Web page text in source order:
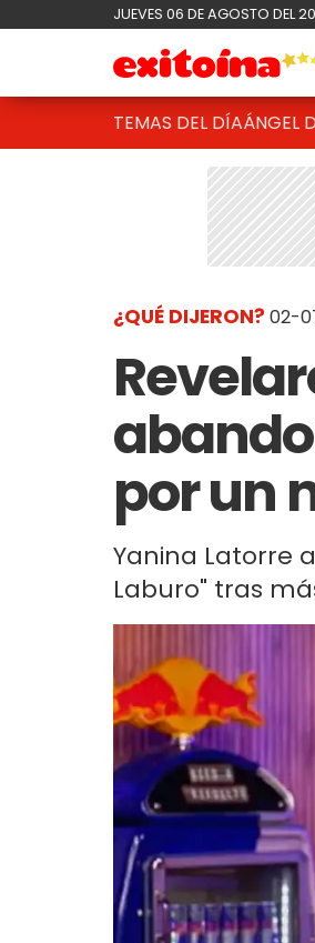
JUEVES 06 DE AGOSTO DEL
TEMAS DEL DÍAÁNGEL
¿QUÉ DIJERON? 02-
por un
Yanina Latorre
Laburo" tras